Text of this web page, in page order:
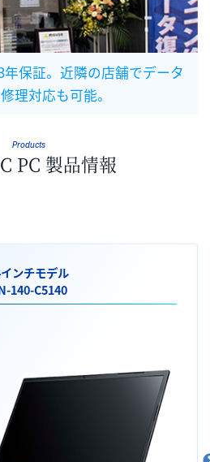
保証。近隣の店舗でデータ
理対応も可能。
Products
PC 製品情報
ンチモデル
140-C5140